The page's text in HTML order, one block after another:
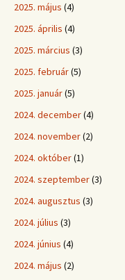
2025. május (4)
2025. április (4)
2025. március (3)
2025. február(5)
2025. január(5)
2024. december(4)
2024. november(2)
2024. október(1)
2024. szeptember(3)
2024. augusztus (3)
2024. július (3)
2024. június (4)
2024. május (2)